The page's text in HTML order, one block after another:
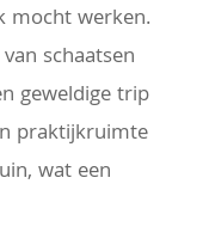
mocht werken.
schaatsen
geweldige trip
praktijkruimte
wat een